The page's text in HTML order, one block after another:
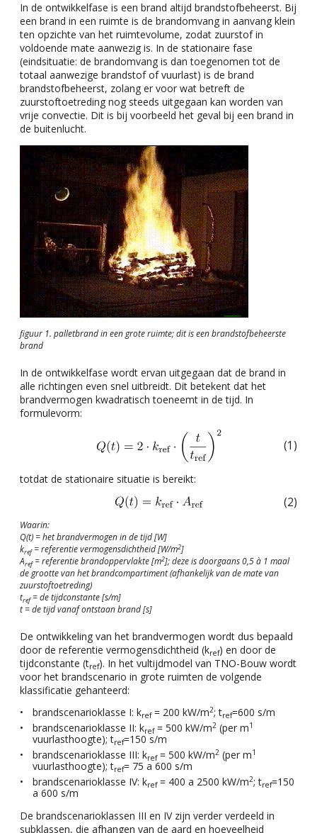
In de ontwikkelfase is een brand altijd brandstofbeheerst. Bij
een brand in een ruimte is de brandomvang in aanvang klein
ten opzichte van het ruimtevolume, zodat zuurstof in
voldoende mate aanwezig is. In de stationaire fase
(eindsituatie: de brandomvang is dan toegenomen tot de
totaal aanwezige brandstof of vuurlast) is de brand
brandstofbeheerst, zolang er voor wat betreft de
zuurstoftoetreding nog steeds uitgegaan kan worden van
vrije convectie. Dit is bij voorbeeld het geval bij een brand in
de buitenlucht.
figuur 1. palletbrand in een grote ruimte; dit is een brandstofbeheerste
brand
In de ontwikkelfase wordt ervan uitgegaan dat de brand in
alle richtingen even snel uitbreidt. Dit betekent dat het
brandvermogen kwadratisch toeneemt in de tijd. In
formulevorm:
(1)
totdat de stationaire situatie is bereikt:
(2)
Waarin:
Q(t) = het brandvermogen in de tijd [W]
kref= referentie vermogensdichtheid [W/m2]
Aref= referentie brandoppervlakte [m2]; deze is doorgaans 0,5 à 1 maal
de grootte van het brandcompartiment (afhankelijk van de mate van
zuurstoftoetreding)
tref= de tijdconstante [s/m]
t = de tijd vanaf ontstaan brand [s]
De ontwikkeling van het brandvermogen wordt dus bepaald
door de referentie vermogensdichtheid (kref) en door de
tijdconstante (tref). In het vultijdmodel van TNO-Bouw wordt
voor het brandscenario in grote ruimten de volgende
klassificatie gehanteerd:
brandscenarioklasse I: kref= 200 kW/m2; tref=600 s/m
brandscenarioklasse II: kref= 500 kW/m2(per m1
vuurlasthoogte); tref=150 s/m
brandscenarioklasse III: kref= 500 kW/m2(per m1
vuurlasthoogte); tref= 75 a 600 s/m
brandscenarioklasse IV: kref= 400 a 2500 kW/m2; tref=150
a 600 s/m
De brandscenarioklassen III en IV zijn verder verdeeld in
subklassen, die afhangen van de aard en hoeveelheid